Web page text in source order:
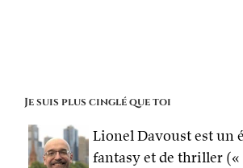
Je suis plus cinglé que toi
Lionel Davoust est un
fantasy et de thriller («